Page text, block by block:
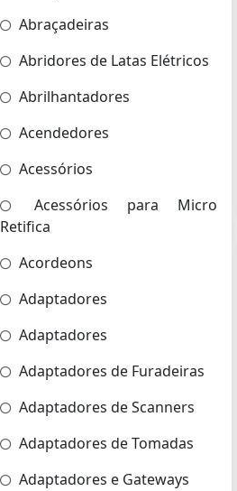
Abraçadeiras
Abridores de Latas Elétricos
Abrilhantadores
Acendedores
Acessórios
Acessórios para Micro
Retifica
Acordeons
Adaptadores
Adaptadores
Adaptadores de Furadeiras
Adaptadores de Scanners
Adaptadores de Tomadas
Adaptadores e Gateways